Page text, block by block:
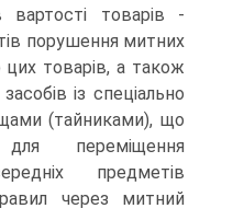
вартості товарів -
порушення митних
цих товарів, а також
із спеціально
(тайниками), що
для переміщення
предметів
через митний